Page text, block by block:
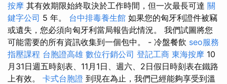
按摩 其有效期限始終取決於工作時間，但一次最長可達 關
鍵字公司 5 年。 台中排毒養生館 如果您的匈牙利證件被竊
或遺失，您必須向匈牙利當局報告此情況。 我們試圖將您
可能需要的所有資訊收集到一個包中。 - 冷盤餐飲 seo服務
指壓課程 台胞證高雄 數位行銷公司 登記工商 東海按摩 10
月31日週五時刻表、11月1日、週六、2日假日時刻表在鐵路
上有效。 卡式台胞證 到現在為止，我們已經能夠享受到溫